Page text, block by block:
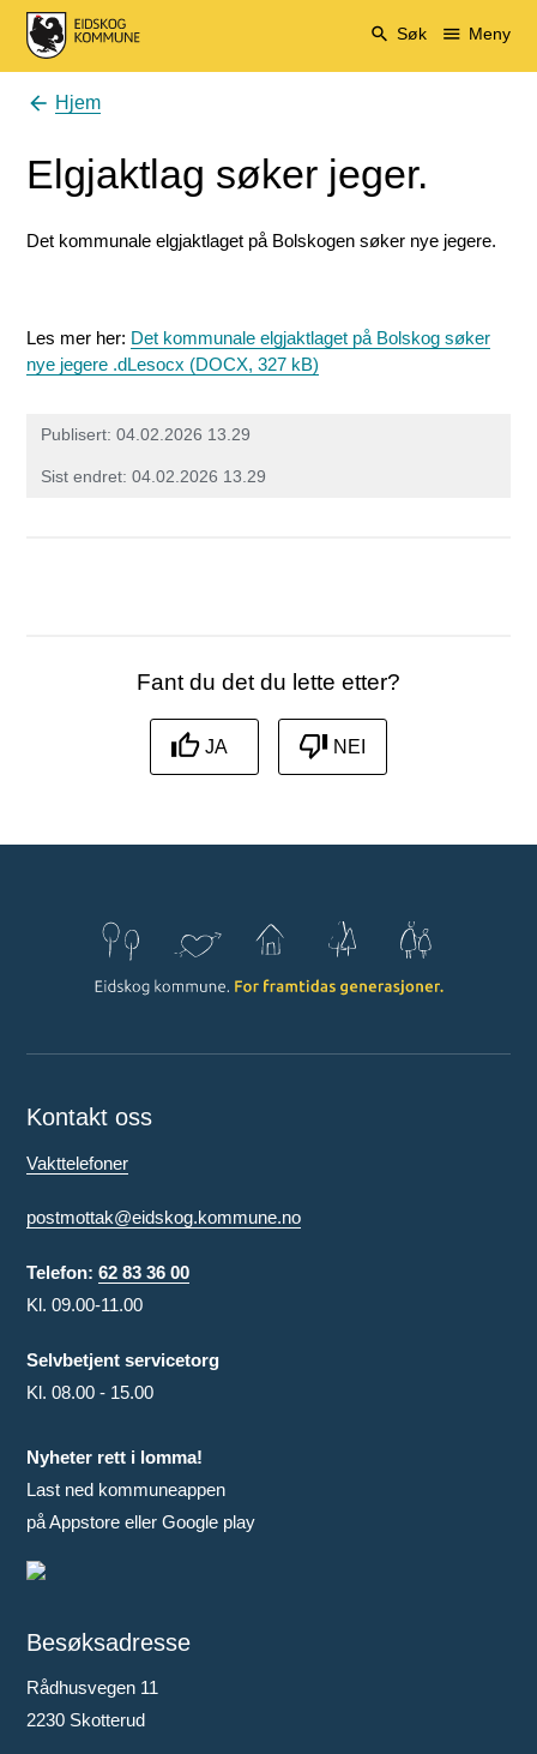
Eidskog kommune Søk Meny
Du er her:
Hjem
Elgjaktlag søker jeger.
Det kommunale elgjaktlaget på Bolskogen søker nye jegere.
Les mer her: Det kommunale elgjaktlaget på Bolskog søker
nye jegere .dLesocx (DOCX, 327 kB)
Publisert 04.02.2026 13.29
Sist endret 04.02.2026 13.29
Fant du det du lette etter?
JA NEI
Kontakt oss
Vakttelefoner
postmottak@eidskog.kommune.no
Telefon:62 83 36 00
Kl. 09.00-11.00
Selvbetjent servicetorg
Kl. 08.00 - 15.00
Nyheter rett i lomma!
Last ned kommuneappen
på Appstore eller Google play
Besøksadresse
Rådhusvegen 11
2230 Skotterud